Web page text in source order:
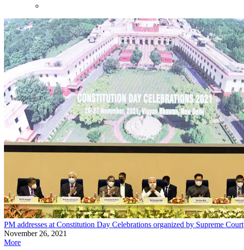
PM addresses at Constitution Day Celebrations organized by Supreme Court
November 26, 2021
More